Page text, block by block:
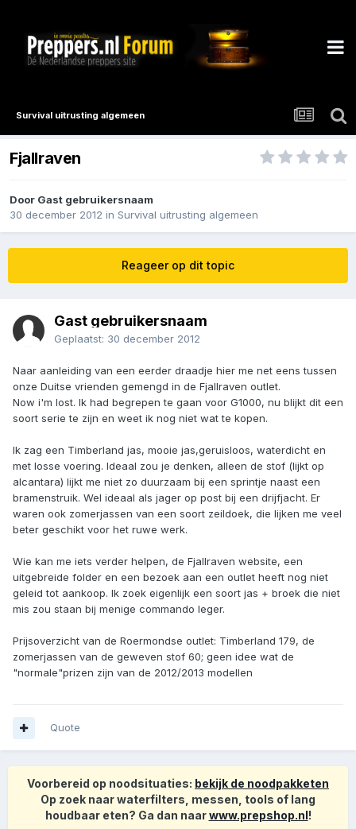
Survival uitrusting algemeen
Fjallraven
Door Gast gebruikersnaam
30 december 2012 in Survival uitrusting algemeen
Reageer op dit topic
Gast gebruikersnaam
Geplaatst: 30 december 2012
Naar aanleiding van een eerder draadje hier me net eens tussen
onze Duitse vrienden gemengd in de Fjallraven outlet.
Now i'm lost. Ik had begrepen te gaan voor G1000, nu blijkt dit een
soort serie te zijn en weet ik nog niet wat te kopen.
Ik zag een Timberland jas, mooie jas,geruisloos, waterdicht en
met losse voering. Ideaal zou je denken, alleen de stof (lijkt op
alcantara) lijkt me niet zo duurzaam bij een sprintje naast een
bramenstruik. Wel ideaal als jager op post bij een drijfjacht. Er
waren ook zomerjassen van een soort zeildoek, die lijken me veel
beter geschikt voor het ruwe werk.
Wie kan me iets verder helpen, de Fjallraven website, een
uitgebreide folder en een bezoek aan een outlet heeft nog niet
geleid tot aankoop. Ik zoek eigenlijk een soort jas + broek die niet
mis zou staan bij menige commando leger.
Prijsoverzicht van de Roermondse outlet: Timberland 179, de
zomerjassen van de geweven stof 60; geen idee wat de
"normale"prizen zijn van de 2012/2013 modellen
Quote
Voorbereid op noodsituaties: bekijk de noodpakketen
Op zoek naar waterfilters, messen, tools of lang
houdbaar eten? Ga dan naarwww.prepshop.nl!